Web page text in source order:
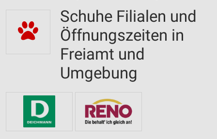
Schuhe Filialen und
Öffnungszeiten in
Freiamt und
Umgebung